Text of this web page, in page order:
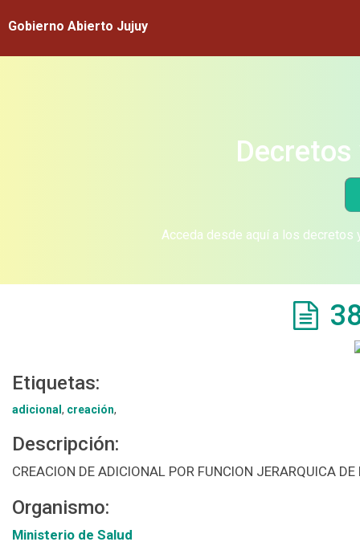
Gobierno Abierto Jujuy
Acceda desde aquí a los
Etiquetas:
adicional , creación,
Descripción:
CREACION DE ADICIONAL POR FUNCION JERARQUICA
Organismo:
Ministerio de Salud